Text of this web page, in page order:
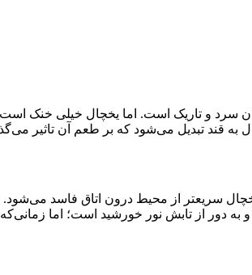
سرد و تاریک است. اما یخچال خیلی خنک
قند تبدیل می‌شود که بر طعم آن تاثیر
یخچال سریعتر از محیط درون اتاق فاسد
و به دور از تابش نور خورشید است؛ اما